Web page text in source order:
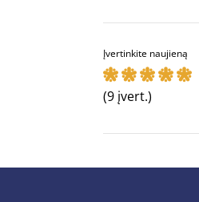
Įvertinkite naujieną
(9 įvert.)